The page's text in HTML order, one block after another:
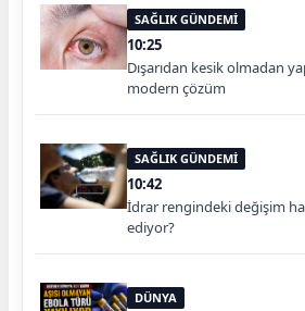
SAĞLIK GÜNDEMİ
10:25
Dışarıdan kesik olmadan
modern çözüm
SAĞLIK GÜNDEMİ
10:42
İdrar rengindeki değişim
ediyor?
DÜNYA